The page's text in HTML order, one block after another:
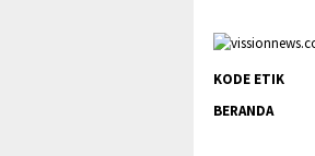
KODE ETIK
BERANDA